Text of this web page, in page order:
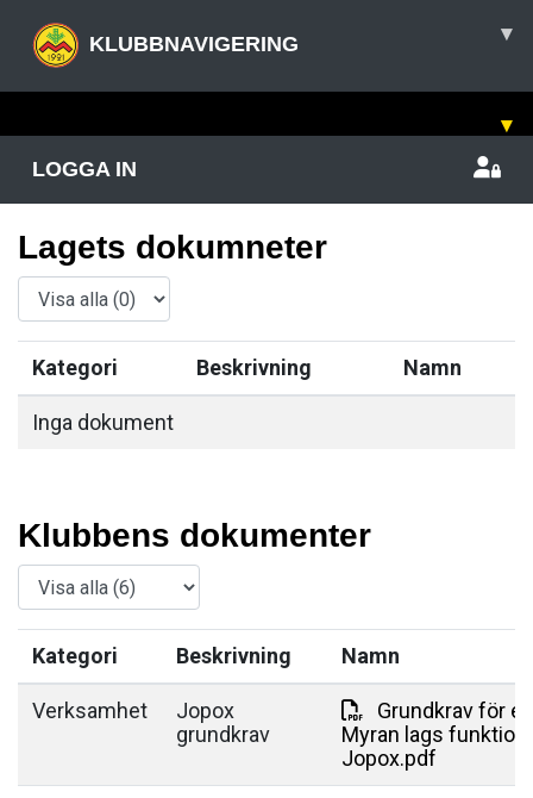
KLUBBNAVIGERING ▾
▾
LOGGA IN
Lagets dokumneter
Kategori Beskrivning Namn
Inga dokument
Klubbens dokumenter
Kategori Beskrivning Namn
Verksamhet
Jopox
grundkrav
Grundkrav för en
Myran lags
Jopox.pdf